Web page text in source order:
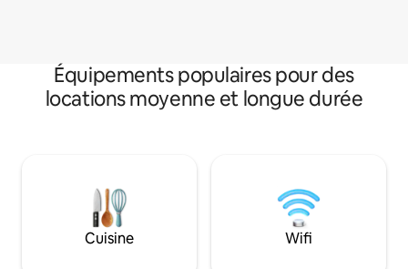
Équipements populaires pour des
locations moyenne et longue durée
Cuisine Wifi